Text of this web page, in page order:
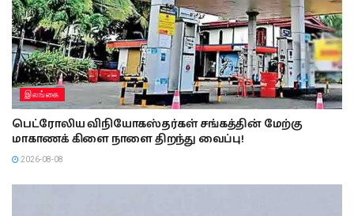
இலங்கை
பெட்ரோலிய விநியோகஸ்தர்கள் சங்கத்தின் மேற்கு
மாகாணக் கிளை நாளை திறந்து வைப்பு!
2026-08-08